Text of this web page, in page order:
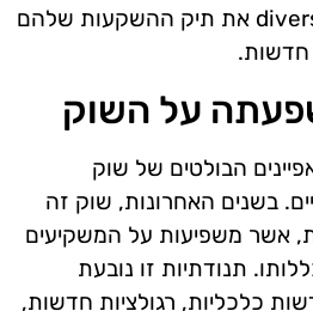
שמחפשים ל diversifikation את תיק ההשקעות שלהם
חדשות.
על השוק
הבולטים של שוק
בשנים האחרונות, שוק זה
אשר משפיעות על המשקיעים
תנודתיות זו נובעת
כלכליות, רגולציות חדשות,